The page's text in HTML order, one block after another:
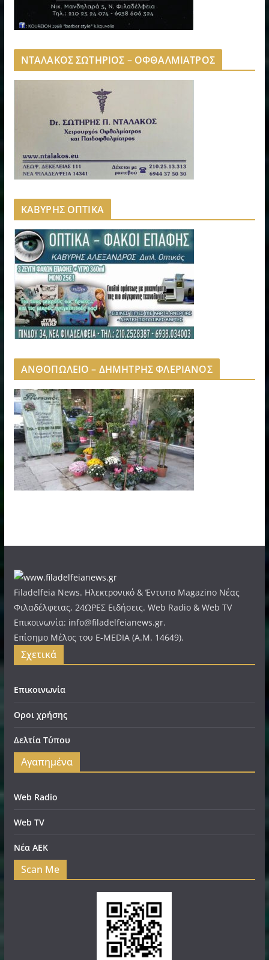
ΝΤΑΛΑΚΟΣ ΣΩΤΗΡΙΟΣ – ΟΦΘΑΛΜΙΑΤΡΟΣ
ΚΑΒΥΡΗΣ ΟΠΤΙΚΑ
ΑΝΘΟΠΩΛΕΙΟ – ΔΗΜΗΤΡΗΣ ΦΛΕΡΙΑΝΟΣ
Filadelfeia News. Ηλεκτρονικό & Έντυπο Magazino Νέας
Φιλαδέλφειας, 24ΩΡΕΣ Ειδήσεις. Web Radio & Web TV
Επικοινωνία: info@filadelfeianews.gr.
Επίσημο Μέλος του E-MEDIA (A.M. 14649).
Σχετικά
Επικοινωνία
Οροι χρήσης
Δελτία Τύπου
Αγαπημένα
Web Radio
Web TV
Νέα ΑΕΚ
Scan Me